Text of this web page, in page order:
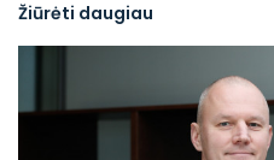
Žiūrėti daugiau